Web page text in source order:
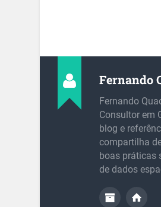
Fernando
Fernando
Consultor em
blog e
compartilha
boas práticas
de dados